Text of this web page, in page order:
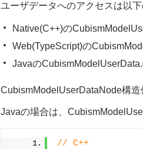
ユーザデータへのアクセスは以
Native(C++)の
Web(TypeScript)の
Javaの
CubismModelUserDataNode構
Javaの場合は、
// C++